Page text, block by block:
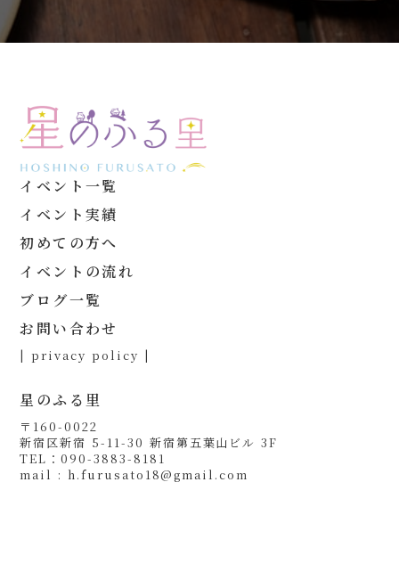
イベント一覧
イベント実績
初めての方へ
イベントの流れ
ブログ一覧
お問い合わせ
| privacy policy |
星のふる里
〒160-0022
新宿区新宿 5-11-30 新宿第五葉山ビル 3F
TEL：090-3883-8181
mail : h.furusato18@gmail.com